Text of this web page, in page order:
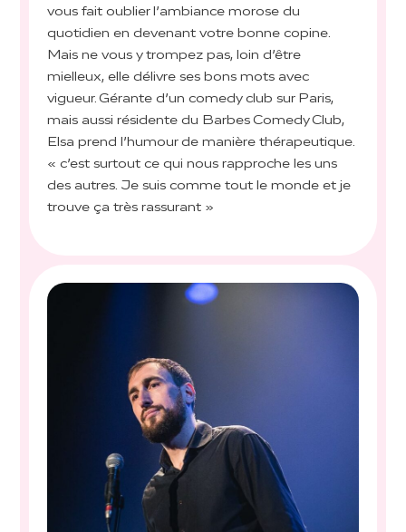
vous fait oublier l’ambiance morose du
quotidien en devenant votre bonne copine.
Mais ne vous y trompez pas, loin d’être
mielleux, elle délivre ses bons mots avec
vigueur. Gérante d’un comedy club sur Paris,
mais aussi résidente du Barbes Comedy Club,
Elsa prend l’humour de manière thérapeutique.
« c’est surtout ce qui nous rapproche les uns
des autres. Je suis comme tout le monde et je
trouve ça très rassurant »